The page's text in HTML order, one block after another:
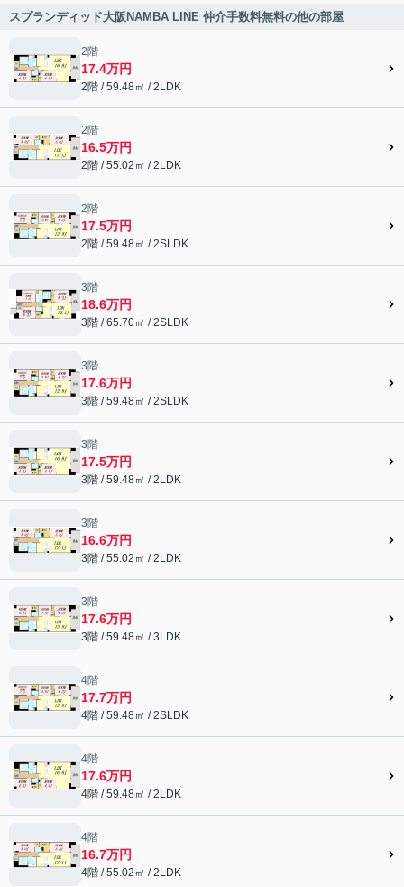
スプランディッド大阪NAMBA LINE 仲介手数料無料の他の部屋
2階
17.4万円
2階 / 59.48㎡ / 2LDK
2階
16.5万円
2階 / 55.02㎡ / 2LDK
2階
17.5万円
2階 / 59.48㎡ / 2SLDK
3階
18.6万円
3階 / 65.70㎡ / 2SLDK
3階
17.6万円
3階 / 59.48㎡ / 2SLDK
3階
17.5万円
3階 / 59.48㎡ / 2LDK
3階
16.6万円
3階 / 55.02㎡ / 2LDK
3階
17.6万円
3階 / 59.48㎡ / 3LDK
4階
17.7万円
4階 / 59.48㎡ / 2SLDK
4階
17.6万円
4階 / 59.48㎡ / 2LDK
4階
16.7万円
4階 / 55.02㎡ / 2LDK